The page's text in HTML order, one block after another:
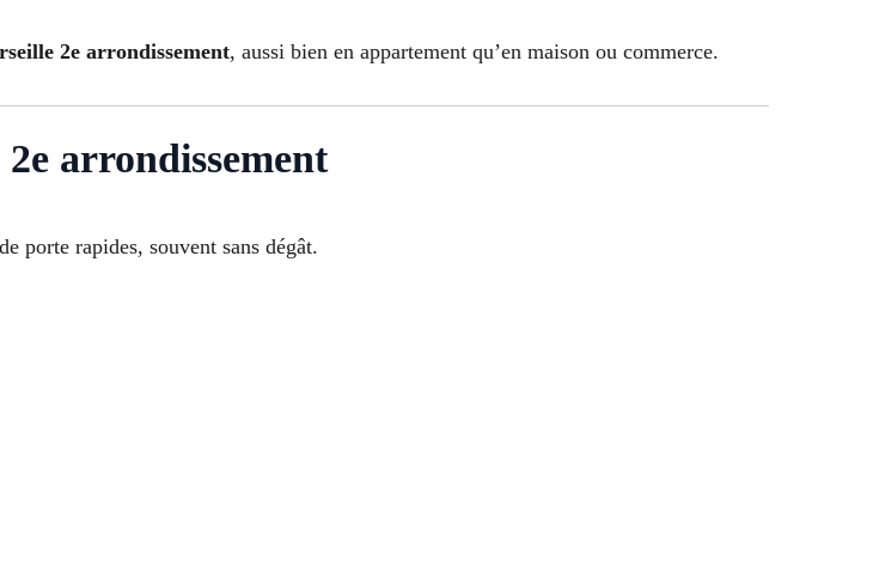
2e arrondissement, aussi bien en appartement qu’en maison ou commerce.
arrondissement
porte rapides, souvent sans dégât.